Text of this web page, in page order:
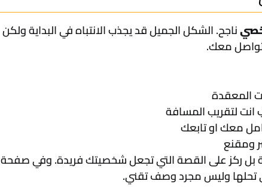
ناجح. الشكل الجميل قد يجذب الانتباه في البداية ولكن
معك.
المعقدة
لتقريب المسافة
معك او تابعك
ومقنع
بل ركز على القصة التي تجعل شخصيتك فريدة. وفي صفحة
تحلها وليس مجرد وصف تقني.